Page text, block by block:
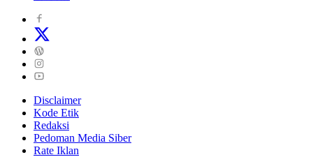
Disclaimer
Kode Etik
Redaksi
Pedoman Media Siber
Rate Iklan